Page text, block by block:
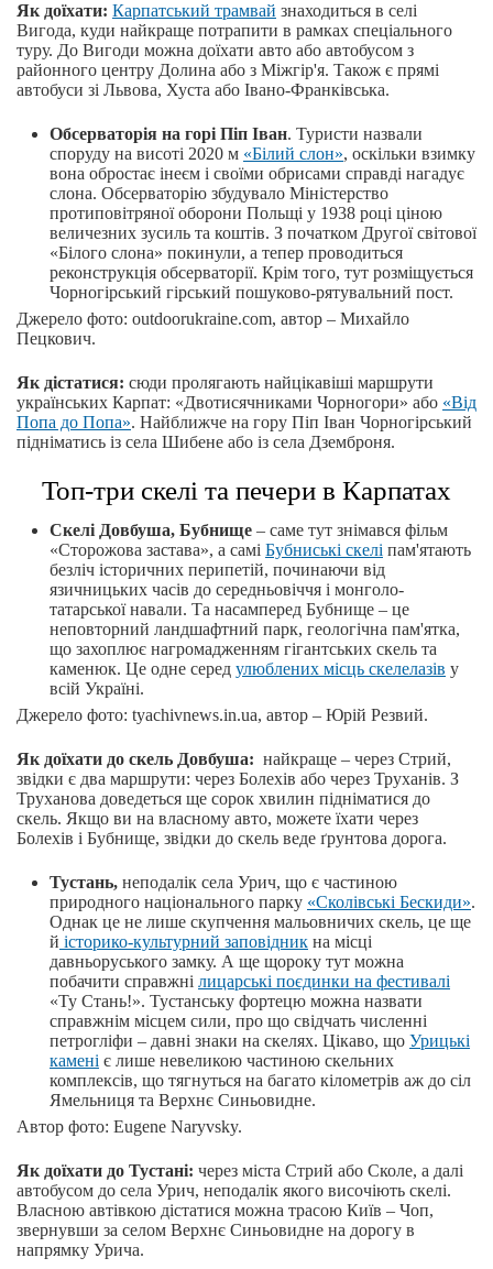
Як доїхати: Карпатський трамвай знаходиться в селі
Вигода, куди найкраще потрапити в рамках спеціального
туру. До Вигоди можна доїхати авто або автобусом з
районного центру Долина або з Міжгір'я. Також є прямі
автобуси зі Львова, Хуста або Івано-Франківська.
Обсерваторія на горі Піп Іван. Туристи назвали
споруду на висоті 2020 м «Білий слон», оскільки взимку
вона обростає інеєм і своїми обрисами справді нагадує
слона. Обсерваторію збудувало Міністерство
протиповітряної оборони Польщі у 1938 році ціною
величезних зусиль та коштів. З початком Другої світової
«Білого слона» покинули, а тепер проводиться
реконструкція обсерваторії. Крім того, тут розміщується
Чорногірський гірський пошуково-рятувальний пост.
Джерело фото: outdoorukraine.com, автор – Михайло
Пецкович.
Як дістатися: сюди пролягають найцікавіші маршрути
українських Карпат: «Двотисячниками Чорногори» або «Від
Попа до Попа». Найближче на гору Піп Іван Чорногірський
підніматись із села Шибене або із села Дземброня.
Топ-три скелі та печери в Карпатах
Скелі Довбуша, Бубнище – саме тут знімався фільм
«Сторожова застава», а самі Бубниські скелі пам'ятають
безліч історичних перипетій, починаючи від
язичницьких часів до середньовіччя і монголо-
татарської навали. Та насамперед Бубнище – це
неповторний ландшафтний парк, геологічна пам'ятка,
що захоплює нагромадженням гігантських скель та
каменюк. Це одне серед улюблених місць скелелазів у
всій Україні.
Джерело фото: tyachivnews.in.ua, автор – Юрій Резвий.
Як доїхати до скель Довбуша: найкраще – через Стрий,
звідки є два маршрути: через Болехів або через Труханів. З
Труханова доведеться ще сорок хвилин підніматися до
скель. Якщо ви на власному авто, можете їхати через
Болехів і Бубнище, звідки до скель веде ґрунтова дорога.
Тустань, неподалік села Урич, що є частиною
природного національного парку «Сколівські Бескиди».
Однак це не лише скупчення мальовничих скель, це ще
й історико-культурний заповідник на місці
давньоруського замку. А ще щороку тут можна
побачити справжні лицарські поєдинки на фестивалі
«Ту Стань!». Тустанську фортецю можна назвати
справжнім місцем сили, про що свідчать численні
петрогліфи – давні знаки на скелях. Цікаво, що Урицькі
камені є лише невеликою частиною скельних
комплексів, що тягнуться на багато кілометрів аж до сіл
Ямельниця та Верхнє Синьовидне.
Автор фото: Eugene Naryvsky.
Як доїхати до Тустані: через міста Стрий або Сколе, а далі
автобусом до села Урич, неподалік якого височіють скелі.
Власною автівкою дістатися можна трасою Київ – Чоп,
звернувши за селом Верхнє Синьовидне на дорогу в
напрямку Урича.